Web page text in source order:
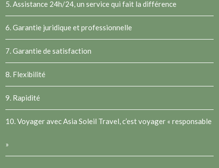
5. Assistance 24h/24, un service qui fait la différence
6. Garantie juridique et professionnelle
7. Garantie de satisfaction
8. Flexibilité
9. Rapidité
10. Voyager avec Asia Soleil Travel, c’est voyager « responsable
»